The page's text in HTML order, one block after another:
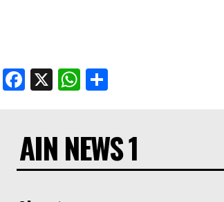
Facebook
X WhatsApp
AIN NEWS 1